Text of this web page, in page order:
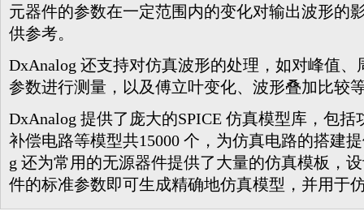
元器件的参数在一定范围内的变化对输出波形的
供参考。
DxAnalog 还支持对仿真波形的处理，如对峰值
参数进行测量，以及傅立叶变化、波形叠加比较
DxAnalog 提供了庞大的SPICE 仿真模型库，包
补偿电路等模型共15000 个，为仿真电路的搭建
g 还为常用的无源器件提供了大量的仿真模板，
件的标准参数即可生成精确地仿真模型，并用于